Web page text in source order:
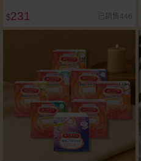
$231 已銷售446